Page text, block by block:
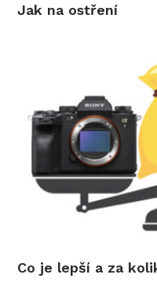
Jak na ostření
Co je lepší a za